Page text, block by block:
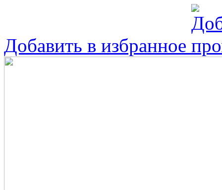
Добавить в избранное